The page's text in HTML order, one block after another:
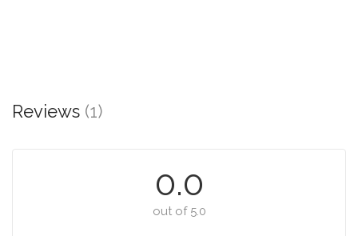
Reviews (1)
0.0
out of 5.0